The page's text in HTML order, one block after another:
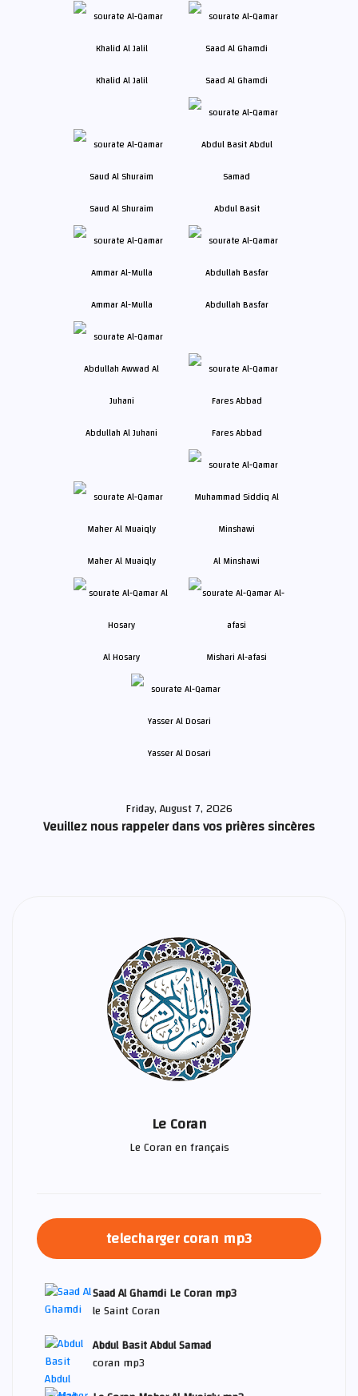
Khalid Al Jalil Saad Al Ghamdi
Saud Al Shuraim Abdul Basit
Ammar Al-Mulla Abdullah Basfar
Abdullah Al Juhani Fares Abbad
Maher Al Muaiqly Al Minshawi
Al Hosary Mishari Al-afasi
Yasser Al Dosari
Friday, August 7, 2026
Veuillez nous rappeler dans vos prières sincères
Le Coran
Le Coran en français
telecharger coran mp3
Saad Al Ghamdi Le Coran mp3
le Saint Coran
Abdul Basit Abdul Samad
coran mp3